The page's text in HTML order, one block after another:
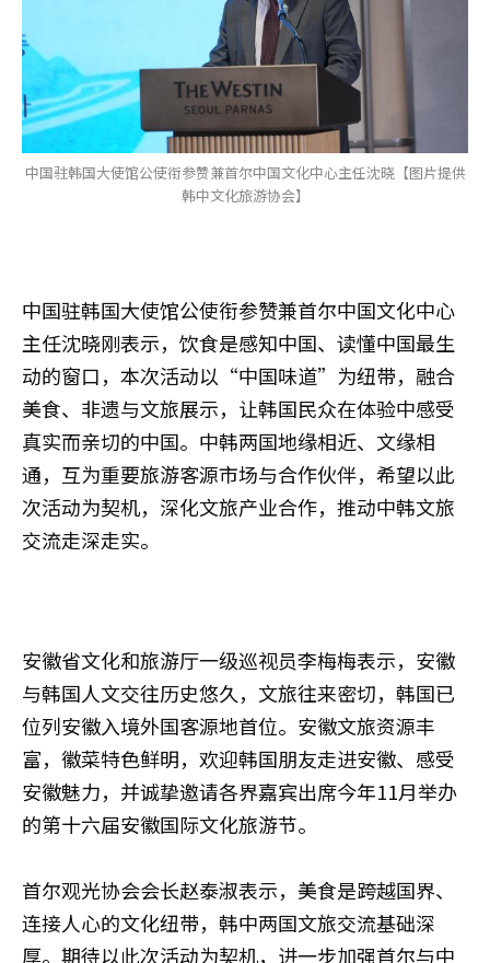
中国驻韩国大使馆公使衔参赞兼首尔中国文化中心主任沈晓【图片提供
韩中文化旅游协会】
中国驻韩国大使馆公使衔参赞兼首尔中国文化中心
主任沈晓刚表示，饮食是感知中国、读懂中国最生
动的窗口，本次活动以“中国味道”为纽带，融合
美食、非遗与文旅展示，让韩国民众在体验中感受
真实而亲切的中国。中韩两国地缘相近、文缘相
通，互为重要旅游客源市场与合作伙伴，希望以此
次活动为契机，深化文旅产业合作，推动中韩文旅
交流走深走实。
安徽省文化和旅游厅一级巡视员李梅梅表示，安徽
与韩国人文交往历史悠久，文旅往来密切，韩国已
位列安徽入境外国客源地首位。安徽文旅资源丰
富，徽菜特色鲜明，欢迎韩国朋友走进安徽、感受
安徽魅力，并诚挚邀请各界嘉宾出席今年11月举办
的第十六届安徽国际文化旅游节。
首尔观光协会会长赵泰淑表示，美食是跨越国界、
连接人心的文化纽带，韩中两国文旅交流基础深
厚。期待以此次活动为契机，进一步加强首尔与中